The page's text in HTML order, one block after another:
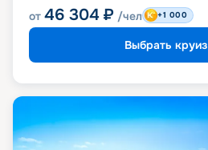
от 46 304 ₽ /чел +1 000
Выбрать круиз